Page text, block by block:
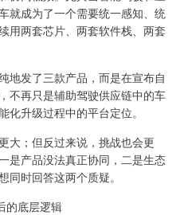
就成为了一个需要统一感知、统
用两套芯片、两套软件栈、两套
地发了三款产品，而是在宣布自
不再只是辅助驾驶供应链中的车
升级过程中的平台定位。
大；但反过来说，挑战也会更
是产品没法真正协同，二是生态
同时回答这两个质疑。
的底层逻辑